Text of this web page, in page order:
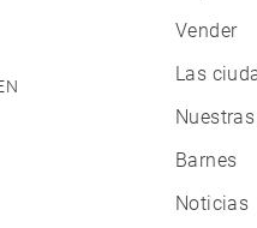
Vender
Las
Barnes
Noticias